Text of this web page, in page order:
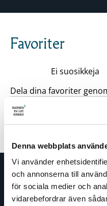
Denna webbplats
Vi använder
och annonserna till
för sociala medier och
vidarebefordrar även
Favoriter
Ei suosikkeja
Dela dina favoriter